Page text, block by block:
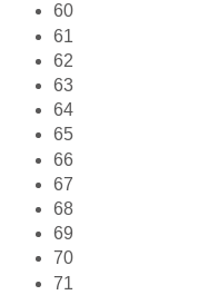
60
61
62
63
64
65
66
67
68
69
70
71